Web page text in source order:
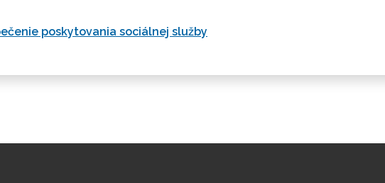
poskytovania sociálnej služby